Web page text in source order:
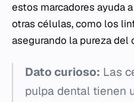
estos marcadores ayuda
otras células, como los
asegurando la pureza del
Dato curioso: Las
pulpa dental tienen